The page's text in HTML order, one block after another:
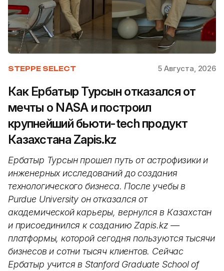
STEPPE SELECT 5 Августа, 2026
Как Ербатыр Турсын отказался от
мечты о NASA и построил
крупнейший бьюти-tech продукт
Казахстана Zapis.kz
Ербатыр Турсын прошел путь от астрофизики и
инженерных исследований до создания
технологического бизнеса. После учебы в
Purdue University он отказался от
академической карьеры, вернулся в Казахстан
и присоединился к созданию Zapis.kz —
платформы, которой сегодня пользуются тысячи
бизнесов и сотни тысяч клиентов. Сейчас
Ербатыр учится в Stanford Graduate School of